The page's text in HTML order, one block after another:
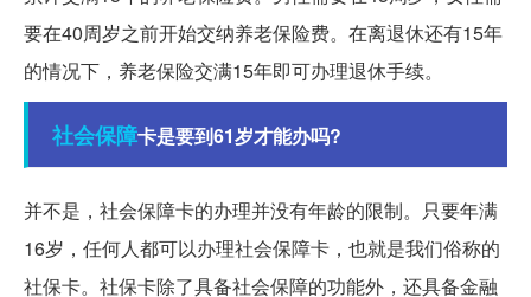
要在40周岁之前开始交纳养老保险费。在离退休还有15年
的情况下，养老保险交满15年即可办理退休手续。
社会保障卡是要到61岁才能办吗?
并不是，社会保障卡的办理并没有年龄的限制。只要年满
16岁，任何人都可以办理社会保障卡，也就是我们俗称的
社保卡。社保卡除了具备社会保障的功能外，还具备金融